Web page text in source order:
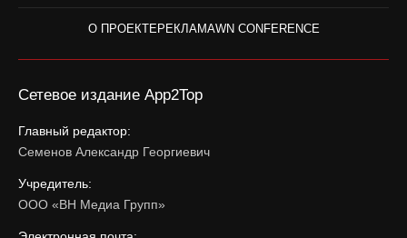
О ПРОЕКТЕРЕКЛАМАWN CONFERENCE
Сетевое издание App2Top
Главный редактор:
Семенов Александр Георгиевич
Учредитель:
ООО «ВН Медиа Групп»